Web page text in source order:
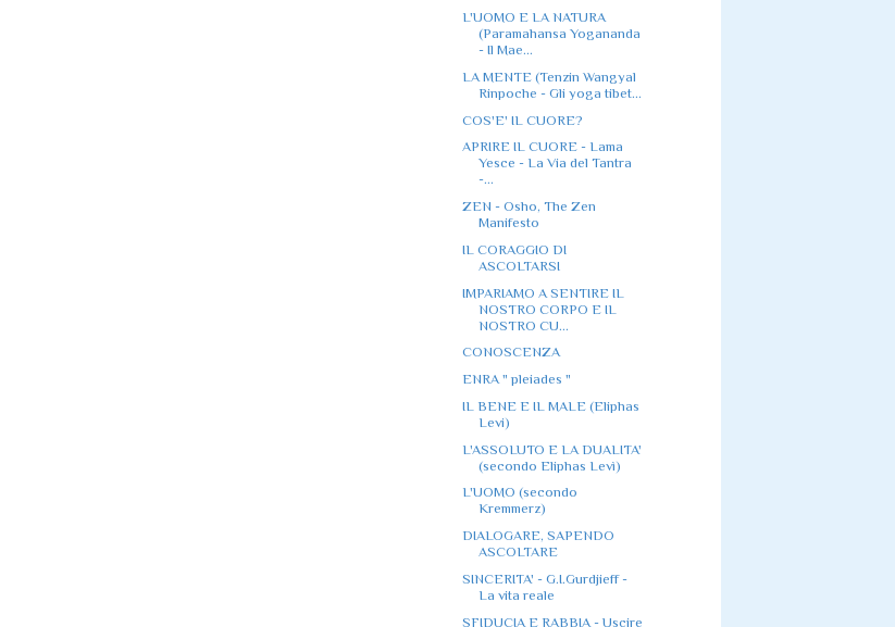
L'UOMO E LA NATURA
(Paramahansa Yogananda
- Il Mae...
LA MENTE (Tenzin Wangyal
Rinpoche - Gli yoga tibet...
COS'E' IL CUORE?
APRIRE IL CUORE - Lama
Yesce - La Via del Tantra
-...
ZEN - Osho, The Zen
Manifesto
IL CORAGGIO DI
ASCOLTARSI
IMPARIAMO A SENTIRE IL
NOSTRO CORPO E IL
NOSTRO CU...
CONOSCENZA
ENRA " pleiades "
IL BENE E IL MALE (Eliphas
Levi)
L'ASSOLUTO E LA DUALITA'
(secondo Eliphas Levì)
L'UOMO (secondo
Kremmerz)
DIALOGARE, SAPENDO
ASCOLTARE
SINCERITA' - G.I.Gurdjieff -
La vita reale
SFIDUCIA E RABBIA - Uscire